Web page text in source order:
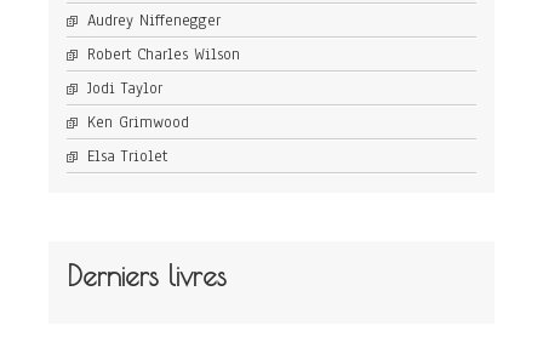
Audrey Niffenegger
Robert Charles Wilson
Jodi Taylor
Ken Grimwood
Elsa Triolet
Derniers livres